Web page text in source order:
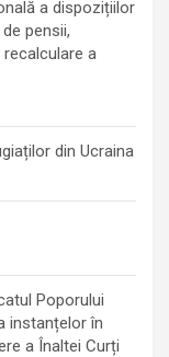
a dispozițiilor
pensii,
a
din Ucraina
Poporului
instanțelor în
a Înaltei Curți